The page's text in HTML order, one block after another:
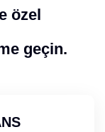
özel
geçin.